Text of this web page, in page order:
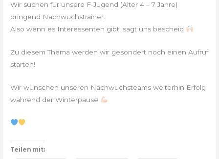
Wir suchen für unsere F-Jugend (Alter 4 – 7 Jahre)
dringend Nachwuchstrainer.
Also wenn es Interessenten gibt, sagt uns bescheid
Zu diesem Thema werden wir gesondert noch einen Aufruf
starten!
Wir wünschen unseren Nachwuchsteams weiterhin Erfolg
während der Winterpause
Teilen mit: